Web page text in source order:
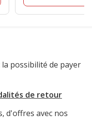
la possibilité de payer
de retour
d'offres avec nos